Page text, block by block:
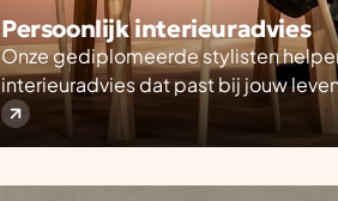
Persoonlijk interieuradvies
Onze gediplomeerde stylisten
interieuradvies dat past bij jouw